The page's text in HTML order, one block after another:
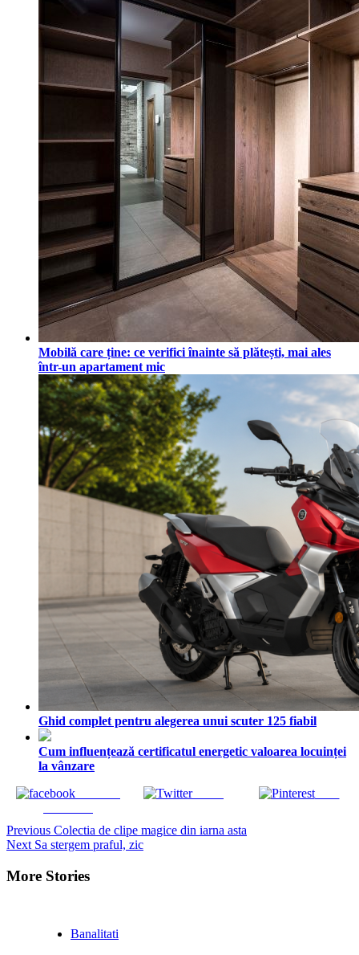
Mobilă care ține: ce verifici înainte să plătești, mai ales
într-un apartament mic
Ghid complet pentru alegerea unui scuter 125 fiabil
Cum influențează certificatul energetic valoarea locuinței
la vânzare
Tweet Save
Continue
Reading
Previous Colectia de clipe magice din iarna asta
Next Sa stergem praful, zic
More Stories
Banalitati